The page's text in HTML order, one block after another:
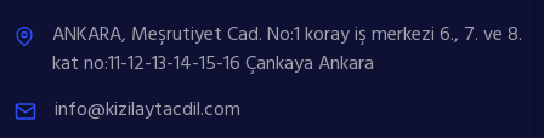
ANKARA, Meşrutiyet Cad. No:1 koray iş merkezi 6., 7. ve 8.
kat no:11-12-13-14-15-16 Çankaya Ankara
info@kizilaytacdil.com